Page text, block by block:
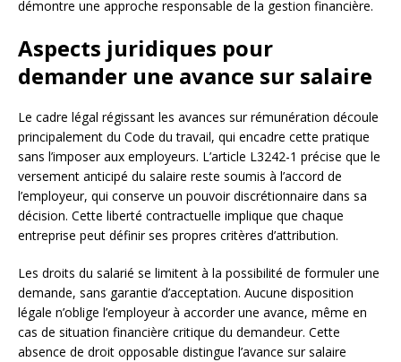
démontre une approche responsable de la gestion financière.
Aspects juridiques pour
demander une avance sur salaire
Le cadre légal régissant les avances sur rémunération découle
principalement du Code du travail, qui encadre cette pratique
sans l’imposer aux employeurs. L’article L3242-1 précise que le
versement anticipé du salaire reste soumis à l’accord de
l’employeur, qui conserve un pouvoir discrétionnaire dans sa
décision. Cette liberté contractuelle implique que chaque
entreprise peut définir ses propres critères d’attribution.
Les droits du salarié se limitent à la possibilité de formuler une
demande, sans garantie d’acceptation. Aucune disposition
légale n’oblige l’employeur à accorder une avance, même en
cas de situation financière critique du demandeur. Cette
absence de droit opposable distingue l’avance sur salaire